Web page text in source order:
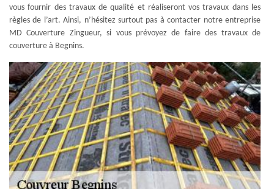
vous fournir des travaux de qualité et réaliseront vos travaux dans les
règles de l’art. Ainsi, n’hésitez surtout pas à contacter notre entreprise
MD Couverture Zingueur, si vous prévoyez de faire des travaux de
couverture à Begnins.